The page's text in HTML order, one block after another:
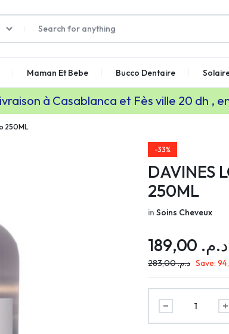
Maman Et Bebe Bucco Dentaire
à Casablanca et Fès ville 20 dh ,
250ML
-33%
DAVINES
250ML
inSoins Cheveux
د.م.
د.م.283,00 Save: